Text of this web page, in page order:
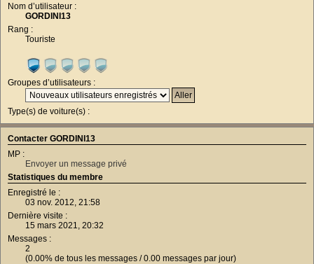
Nom d’utilisateur :
GORDINI13
Rang :
Touriste
Groupes d’utilisateurs :
Type(s) de voiture(s) :
Contacter GORDINI13
MP :
Envoyer un message privé
Statistiques du membre
Enregistré le :
03 nov. 2012, 21:58
Dernière visite :
15 mars 2021, 20:32
Messages :
2
(0.00% de tous les messages / 0.00 messages par jour)